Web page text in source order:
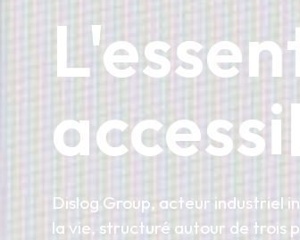
Dislog Group, acteur industriel
la vie, structuré autour de trois